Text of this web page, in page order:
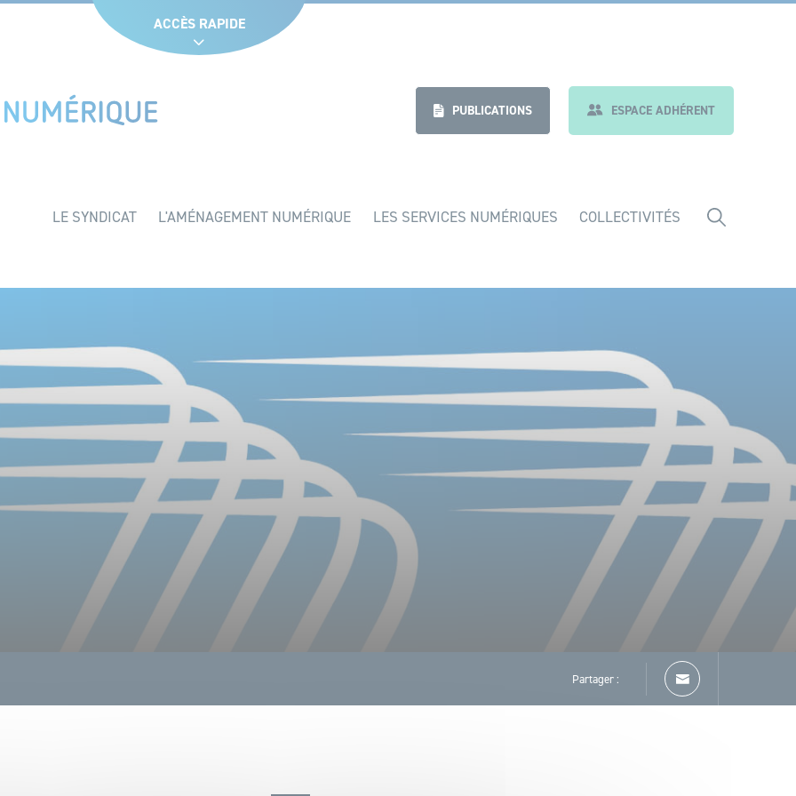
ACCÈS RAPIDE
PUBLICATIONS ESPACE ADHÉRENT
LE SYNDICAT L'AMÉNAGEMENT NUMÉRIQUE LES SERVICES NUMÉRIQUES COLLECTIVITÉS
Partager :